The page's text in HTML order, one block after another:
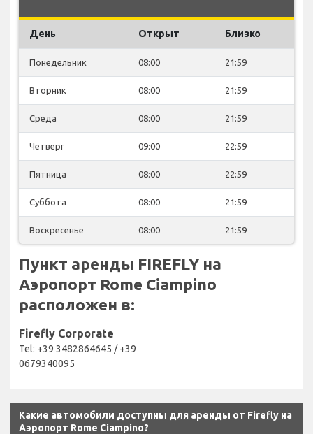
День Открыт Близко
Понедельник 08:00 21:59
Вторник 08:00 21:59
Среда 08:00 21:59
Четверг 09:00 22:59
Пятница 08:00 22:59
Суббота 08:00 21:59
Воскресенье 08:00 21:59
Пункт аренды FIREFLY на
Аэропорт Rome Ciampino
расположен в:
Firefly Corporate
Tel: +39 3482864645 / +39
0679340095
Какие автомобили доступны для аренды от Firefly на
Аэропорт Rome Ciampino?